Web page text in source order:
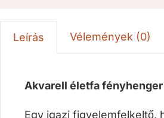
Leírás Vélemények (0)
Akvarell életfa
Egy igazi figyelemfelkeltő,